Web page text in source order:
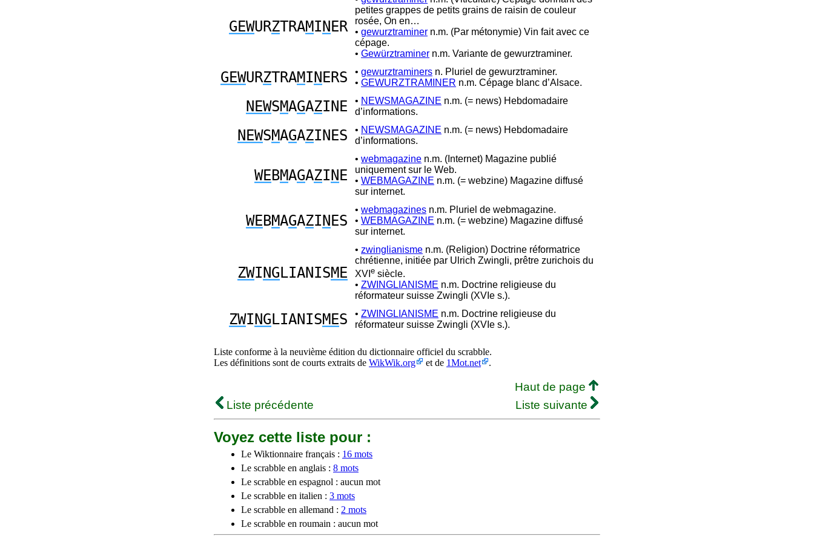
GEWURZTRAMI N ER
petites grappes de petits grains de raisin de couleur
rosée, On en…
• gewurztraminer n.m. (Par métonymie) Vin fait avec ce
cépage.
• Gewürztraminer n.m. Variante de gewurztraminer.
GEWURZTRAMI N ERS • gewurztraminers n. Pluriel de gewurztraminer.
• GEWURZTRAMINER n.m. Cépage blanc d’Alsace.
NEWSMAGAZINE • NEWSMAGAZINE n.m. (= news) Hebdomadaire
d’informations.
NEWSMAGAZINES • NEWSMAGAZINE n.m. (= news) Hebdomadaire
d’informations.
WEBMAGAZI N E
• webmagazine n.m. (Internet) Magazine publié
uniquement sur le Web.
• WEBMAGAZINE n.m. (= webzine) Magazine diffusé
sur internet.
WEBMAGAZI N ES
• webmagazines n.m. Pluriel de webmagazine.
• WEBMAGAZINE n.m. (= webzine) Magazine diffusé
sur internet.
ZWI NG LIANISME
• zwinglianisme n.m. (Religion) Doctrine réformatrice
chrétienne, initiée par Ulrich Zwingli, prêtre zurichois du
XVI e siècle.
• ZWINGLIANISME n.m. Doctrine religieuse du
réformateur suisse Zwingli (XVIe s.).
ZWI NG LIANISMES • ZWINGLIANISME n.m. Doctrine religieuse du
réformateur suisse Zwingli (XVIe s.).
Liste conforme à la neuvième édition du dictionnaire officiel du scrabble.
Les définitions sont de courts extraits de WikWik.org et de 1Mot.net .
Haut de page
Liste précédente
Liste suivante
Voyez cette liste pour :
Le Wiktionnaire français : 16 mots
Le scrabble en anglais : 8 mots
Le scrabble en espagnol : aucun mot
Le scrabble en italien : 3 mots
Le scrabble en allemand : 2 mots
Le scrabble en roumain : aucun mot